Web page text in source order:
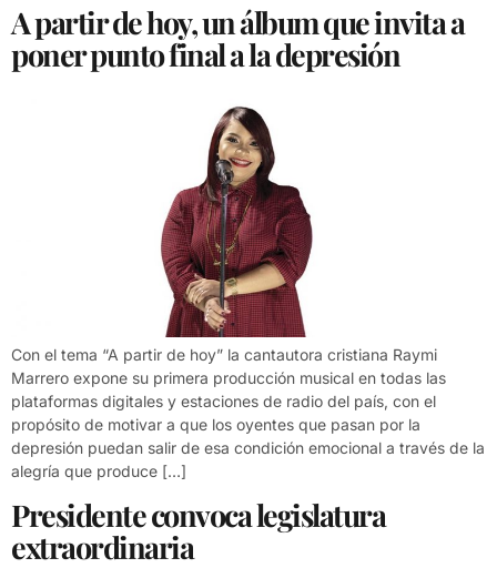
A partir de hoy, un álbum que invita a
poner punto final a la depresión
Con el tema “A partir de hoy” la cantautora cristiana Raymi
Marrero expone su primera producción musical en todas las
plataformas digitales y estaciones de radio del país, con el
propósito de motivar a que los oyentes que pasan por la
depresión puedan salir de esa condición emocional a través de la
alegría que produce […]
Presidente convoca legislatura
extraordinaria